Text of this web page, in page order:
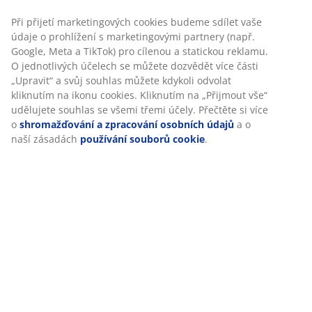
Hodnocení
(2 )
Doprava
Při přijetí marketingových cookies budeme sdílet vaše
údaje o prohlížení s marketingovými partnery (např.
Google, Meta a TikTok) pro cílenou a statickou reklamu.
O jednotlivých účelech se můžete dozvědět více části
„Upravit“ a svůj souhlas můžete kdykoli odvolat
kliknutím na ikonu cookies. Kliknutím na „Přijmout vše“
udělujete souhlas se všemi třemi účely. Přečtěte si více
o shromažďování a zpracování osobních údajů a o
naší zásadách používání souborů cookie.